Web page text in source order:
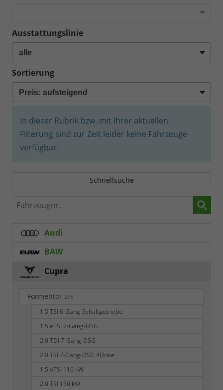
Ausstattungslinie
Sortierung
In dieser Rubrik bzw. mit Ihrer aktuellen
Filterung sind zur Zeit leider keine Fahrzeuge
verfügbar.
Schnellsuche
Fahrzeugnr.
Audi
BAW
Cupra
Formentor 275
1.5 TSI 6-Gang-Schaltgetriebe
1.5 eTSI 7-Gang-DSG
2.0 TDI 7-Gang-DSG
2.0 TSI 7-Gang-DSG 4Drive
1.5 eTSI 110 kW
2.0 TSI 150 kW